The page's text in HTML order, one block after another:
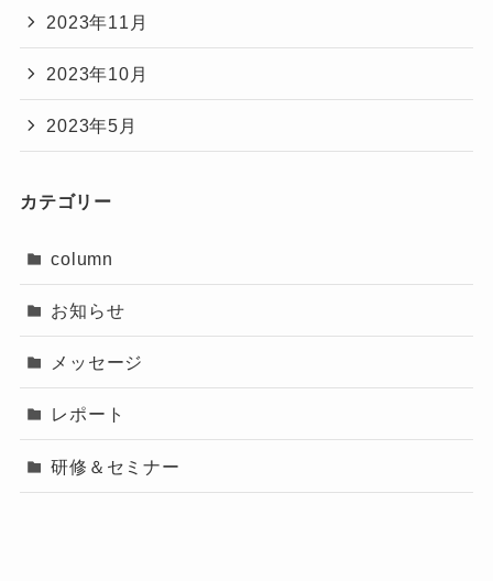
2023年11月
2023年10月
2023年5月
カテゴリー
column
お知らせ
メッセージ
レポート
研修＆セミナー